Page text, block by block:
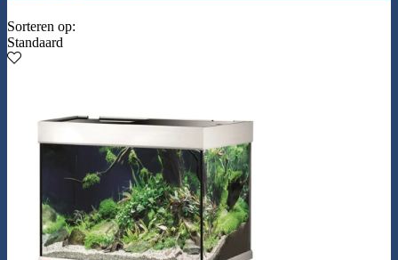
Sorteren op:
Standaard